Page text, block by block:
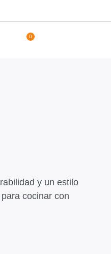
0
y un estilo
cocinar con